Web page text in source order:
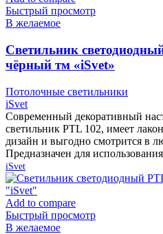
Быстрый просмотр
В желаемое
Cветильник
чёрный тм «iSvet»
Потолочные светильники
iSvet
Современный декоративный
светильник PTL 102, имеет
дизайн и выгодно смотрится в
Предназначен для использования
iSvet
Add to compare
Быстрый просмотр
В желаемое